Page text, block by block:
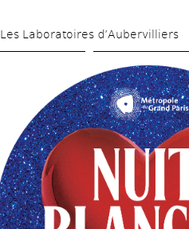
Les Laboratoires d’Aubervilliers